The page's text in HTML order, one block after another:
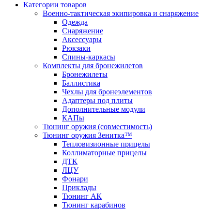
Категории товаров
Военно-тактическая экипировка и снаряжение
Одежда
Снаряжение
Аксессуары
Рюкзаки
Спины-каркасы
Комплекты для бронежилетов
Бронежилеты
Баллистика
Чехлы для бронеэлементов
Адаптеры под плиты
Дополнительные модули
КАПы
Тюнинг оружия (совместимость)
Тюнинг оружия Зенитка™
Тепловизионные прицелы
Коллиматорные прицелы
ДТК
ЛЦУ
Фонари
Приклады
Тюнинг АК
Тюнинг карабинов